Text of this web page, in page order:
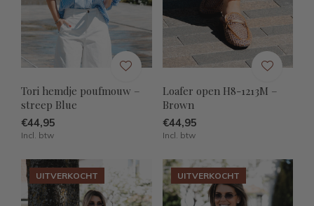
Tori hemdje poufmouw –
streep Blue
€44,95
Incl. btw
Loafer open H8-1213M –
Brown
€44,95
Incl. btw
UITVERKOCHT UITVERKOCHT